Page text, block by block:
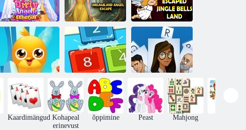
Tüdruklik
ingellik eeterlik
Dreamland Ingli
põgenemine
Ingel põgenes
helinakellade
maalt
Top sõprade
sõbrad
2048 kolmekesi Loits
Kaardimängud Kohapeal
erinevust
õppimine Peast Mahjong